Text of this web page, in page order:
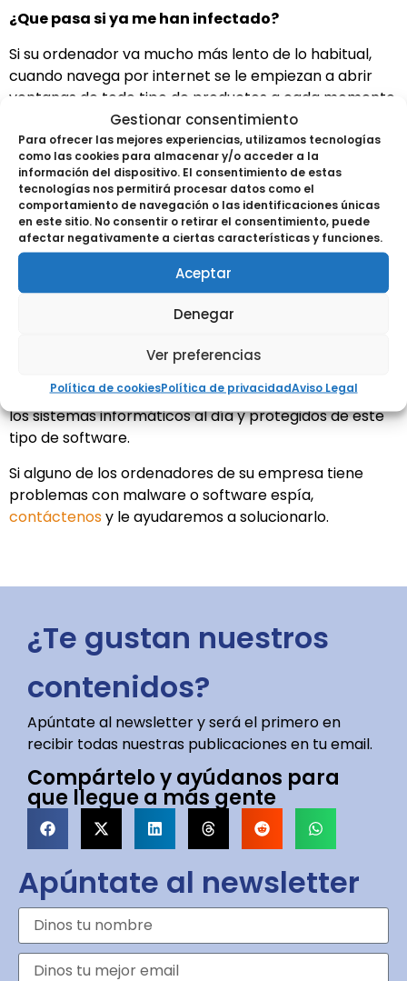
Gestionar consentimiento
Para ofrecer las mejores experiencias, utilizamos tecnologías
como las cookies para almacenar y/o acceder a la
información del dispositivo. El consentimiento de estas
tecnologías nos permitirá procesar datos como el
comportamiento de navegación o las identificaciones únicas
en este sitio. No consentir o retirar el consentimiento, puede
afectar negativamente a ciertas características y funciones.
Aceptar
Denegar
Ver preferencias
Política de cookiesPolítica de privacidadAviso Legal
¿Que pasa si ya me han infectado?
Si su ordenador va mucho más lento de lo habitual,
cuando navega por internet se le empiezan a abrir
ventanas de todo tipo de productos a cada momento,
etc…, me temo que su ordenador estará infectado por
algún tipo de Malware. En este caso, la solución suele
ser intentar averiguar cual es el programa que nos ha
infectado y buscar en Google cual es la solución para
este tipo de malware (por ejemplo, si nos ha
cambiado la página de inicio del navegador, buscar en
Google la página que nos ha puesto). En cualquier
caso, no suelen ser fáciles de eliminar, y por ello lo
más recomendable es que contacte con algún
profesional para que revise y limpie su ordenador.
En Miray Consulting, además de reparar este tipo de
informático para empresas que permite mantener
los sistemas informáticos al día y protegidos de este
tipo de software.
Si alguno de los ordenadores de su empresa tiene
problemas con malware o software espía,
contáctenosy le ayudaremos a solucionarlo.
¿Te gustan nuestros
contenidos?
Apúntate al newsletter y será el primero en
recibir todas nuestras publicaciones en tu email.
Compártelo y ayúdanos para
que llegue a más gente
Apúntate al newsletter